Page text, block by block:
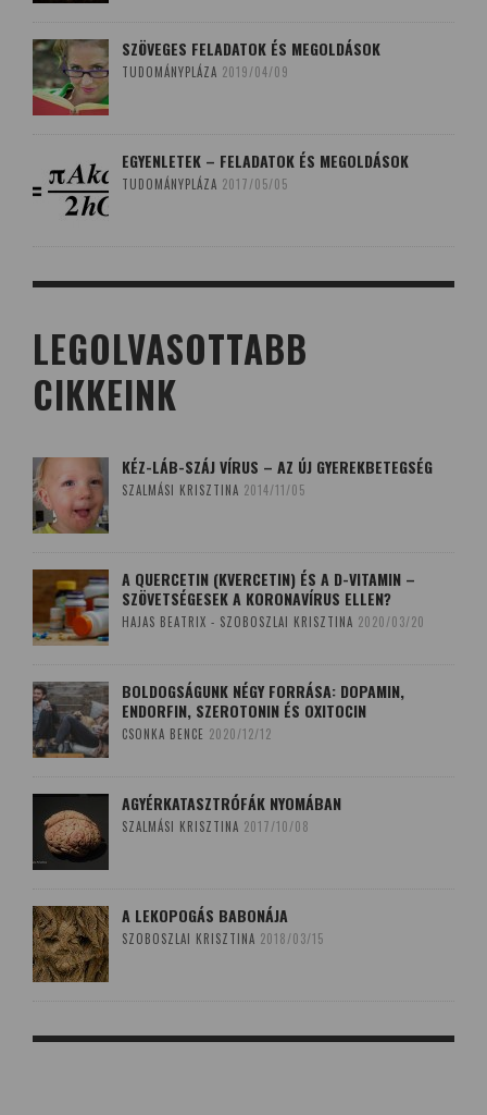
SZÖVEGES FELADATOK ÉS MEGOLDÁSOK
TUDOMÁNYPLÁZA 2019/04/09
EGYENLETEK – FELADATOK ÉS MEGOLDÁSOK
TUDOMÁNYPLÁZA 2017/05/05
LEGOLVASOTTABB
CIKKEINK
KÉZ-LÁB-SZÁJ VÍRUS – AZ ÚJ GYEREKBETEGSÉG
SZALMÁSI KRISZTINA 2014/11/05
A QUERCETIN (KVERCETIN) ÉS A D-VITAMIN –
SZÖVETSÉGESEK A KORONAVÍRUS ELLEN?
HAJAS BEATRIX - SZOBOSZLAI KRISZTINA 2020/03/20
BOLDOGSÁGUNK NÉGY FORRÁSA: DOPAMIN,
ENDORFIN, SZEROTONIN ÉS OXITOCIN
CSONKA BENCE 2020/12/12
AGYÉRKATASZTRÓFÁK NYOMÁBAN
SZALMÁSI KRISZTINA 2017/10/08
A LEKOPOGÁS BABONÁJA
SZOBOSZLAI KRISZTINA 2018/03/15